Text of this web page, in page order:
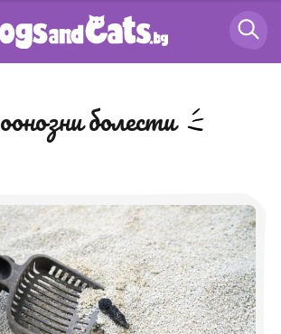
зоонозни болести